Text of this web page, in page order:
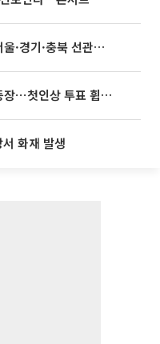
선관위 등 추가 압수수색
‘나솔사계’ 국화, 결별 후 재등장⋯첫인상 투표 휩쓸고 ‘인기녀’ 등극
화재 발생